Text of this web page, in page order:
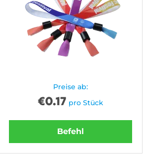
Preise ab:
€0.17 pro Stück
Befehl